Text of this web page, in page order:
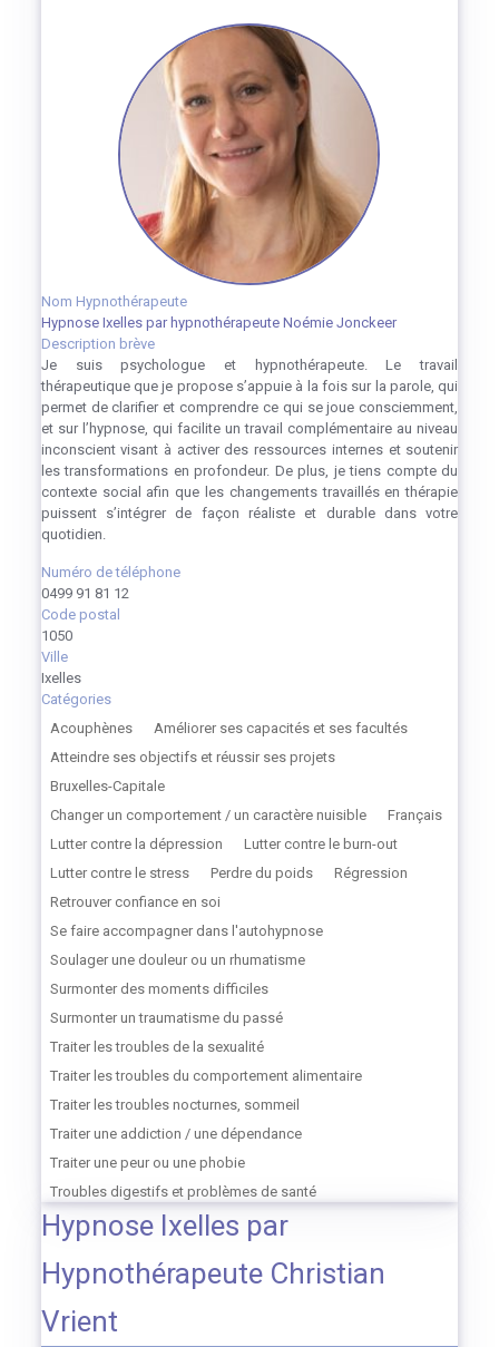
Nom Hypnothérapeute
Hypnose Ixelles par hypnothérapeute Noémie Jonckeer
Description brève
Je suis psychologue et hypnothérapeute. Le travail
thérapeutique que je propose s’appuie à la fois sur la parole, qui
permet de clarifier et comprendre ce qui se joue consciemment,
et sur l’hypnose, qui facilite un travail complémentaire au niveau
inconscient visant à activer des ressources internes et soutenir
les transformations en profondeur. De plus, je tiens compte du
contexte social afin que les changements travaillés en thérapie
puissent s’intégrer de façon réaliste et durable dans votre
quotidien.
Numéro de téléphone
0499 91 81 12
Code postal
1050
Ville
Ixelles
Catégories
Acouphènes
Améliorer ses capacités et ses facultés
Atteindre ses objectifs et réussir ses projets
Bruxelles-Capitale
Changer un comportement / un caractère nuisible
Français
Lutter contre la dépression
Lutter contre le burn-out
Lutter contre le stress
Perdre du poids
Régression
Retrouver confiance en soi
Se faire accompagner dans l'autohypnose
Soulager une douleur ou un rhumatisme
Surmonter des moments difficiles
Surmonter un traumatisme du passé
Traiter les troubles de la sexualité
Traiter les troubles du comportement alimentaire
Traiter les troubles nocturnes, sommeil
Traiter une addiction / une dépendance
Traiter une peur ou une phobie
Troubles digestifs et problèmes de santé
Hypnose Ixelles par
Hypnothérapeute Christian
Vrient